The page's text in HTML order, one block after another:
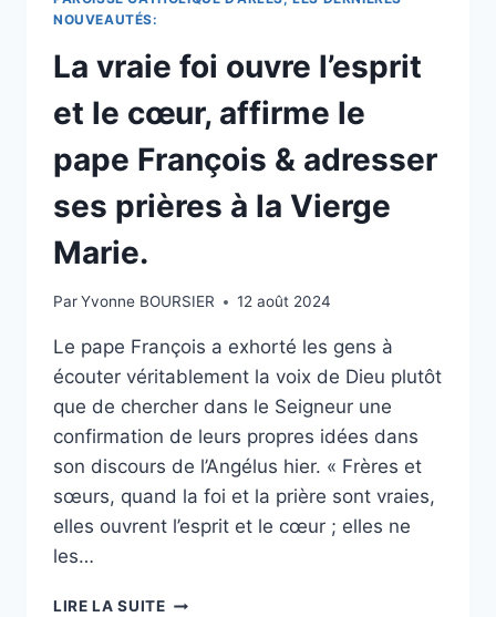
ET
SES
PRIÈRES
À
MÈRE
NOUVEAUTÉS:
La vraie foi ouvre l’esprit
et le cœur, affirme le
pape François & adresser
ses prières à la Vierge
Marie.
ParYvonne BOURSIER 12 août 2024
Le pape François a exhorté les gens à
écouter véritablement la voix de Dieu plutôt
que de chercher dans le Seigneur une
confirmation de leurs propres idées dans
son discours de l’Angélus hier. « Frères et
sœurs, quand la foi et la prière sont vraies,
elles ouvrent l’esprit et le cœur ; elles ne
les…
LIRE LA SUITELA